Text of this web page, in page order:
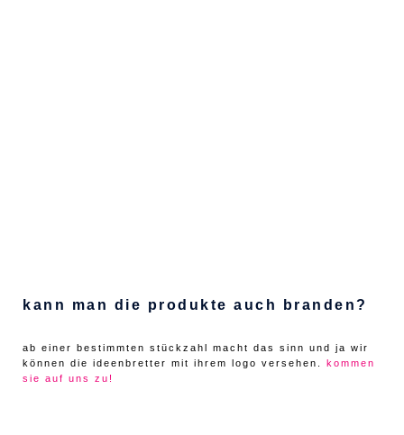
kann man die produkte auch branden?
ab einer bestimmten stückzahl macht das sinn und ja wir
können die ideenbretter mit ihrem logo versehen. kommen
sie auf uns zu!